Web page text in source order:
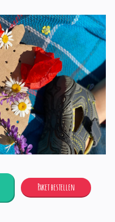
Paket bestellen